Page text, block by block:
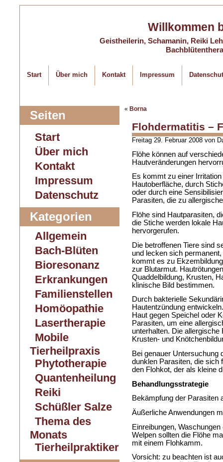
Willkommen
Geistheilerin, Schamanin, Reiki
Start Über mich Kontakt Impressum
« Borna
Flohdermatitis –
Freitag 29. Februar 2008 von
Flöhe können auf
Hautveränderungen
Es kommt zu einer
Hautoberfläche, durch
oder durch eine
Parasiten, die zu
Flöhe sind Hautparasiten,
die Stiche werden lokale
hervorgerufen.
Die betroffenen Tiere sind
und lecken sich
kommt es zu
zur Blutarmut.
Quaddelbildung, Krusten,
klinische Bild bestimmen.
Durch bakterielle
Hautentzündung
Haut gegen Speichel oder
Parasiten, um eine
unterhalten. Die
Krusten- und
Bei genauer Untersuchung
dunklen Parasiten, die sich
den Flohkot, der als kleine
Behandlungsstrategie
Bekämpfung der Parasiten
Äußerliche Anwendungen
Einreibungen,
Welpen sollten die Flöhe
mit einem Flohkamm.
Vorsicht: zu beachten ist
Seiten
Start
Über mich
Kontakt
Impressum
Datenschutz
Kategorien
Allgemein
Bach-Blüten
Bioresonanz
Erkrankungen
Familienstellen
Homöopathie
Lasertherapie
Mobile
Tierheilpraxis
Phytotherapie
Quantenheilung
Reiki
Schüßler Salze
Thema des
Monats
Tierheilpraktiker